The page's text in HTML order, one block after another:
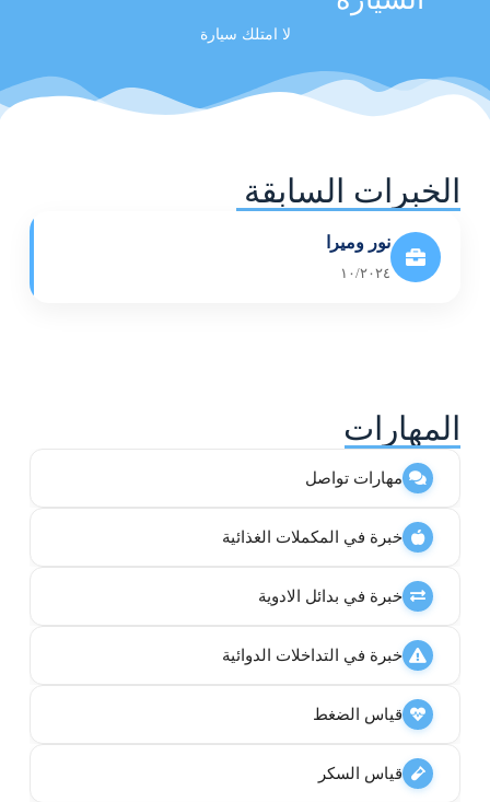
لا امتلك سيارة
الخبرات السابقة
نور وميرا
١٠/٢٠٢٤
المهارات
مهارات تواصل
خبرة في المكملات الغذائية
خبرة في بدائل الادوية
خبرة في التداخلات الدوائية
قياس الضغط
قياس السكر